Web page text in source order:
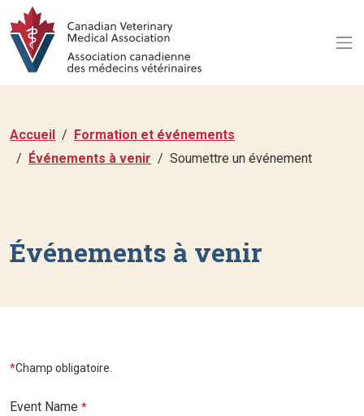
Accueil
Formation et événements
Événements à venir
Soumettre un événement
Événements à venir
*Champ obligatoire.
Event Name *